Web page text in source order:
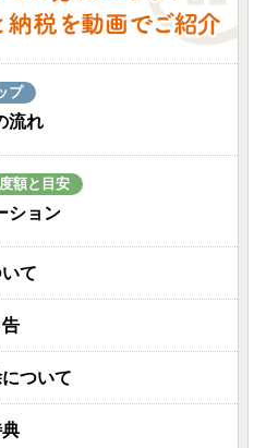
プ
流れ
額と目安
ション
て
ついて